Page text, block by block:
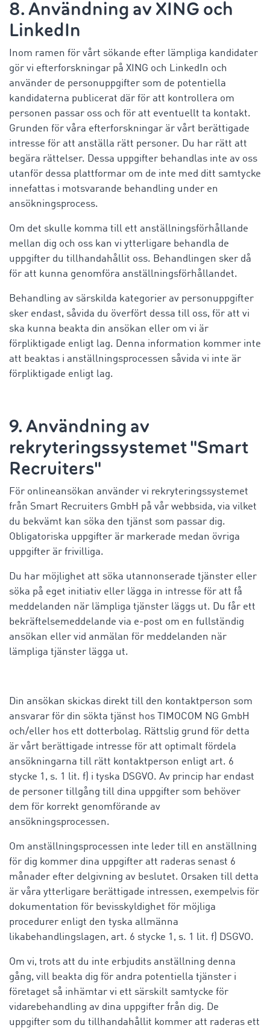
8. Användning av XING och
LinkedIn
Inom ramen för vårt sökande efter lämpliga kandidater
gör vi efterforskningar på XING och LinkedIn och
använder de personuppgifter som de potentiella
kandidaterna publicerat där för att kontrollera om
personen passar oss och för att eventuellt ta kontakt.
Grunden för våra efterforskningar är vårt berättigade
intresse för att anställa rätt personer. Du har rätt att
begära rättelser. Dessa uppgifter behandlas inte av oss
utanför dessa plattformar om de inte med ditt samtycke
innefattas i motsvarande behandling under en
ansökningsprocess.
Om det skulle komma till ett anställningsförhållande
mellan dig och oss kan vi ytterligare behandla de
uppgifter du tillhandahållit oss. Behandlingen sker då
för att kunna genomföra anställningsförhållandet.
Behandling av särskilda kategorier av personuppgifter
sker endast, såvida du överfört dessa till oss, för att vi
ska kunna beakta din ansökan eller om vi är
förpliktigade enligt lag. Denna information kommer inte
att beaktas i anställningsprocessen såvida vi inte är
förpliktigade enligt lag.
9. Användning av
rekryteringssystemet "Smart
Recruiters"
För onlineansökan använder vi rekryteringssystemet
från Smart Recruiters GmbH på vår webbsida, via vilket
du bekvämt kan söka den tjänst som passar dig.
Obligatoriska uppgifter är markerade medan övriga
uppgifter är frivilliga.
Du har möjlighet att söka utannonserade tjänster eller
söka på eget initiativ eller lägga in intresse för att få
meddelanden när lämpliga tjänster läggs ut. Du får ett
bekräftelsemeddelande via e-post om en fullständig
ansökan eller vid anmälan för meddelanden när
lämpliga tjänster lägga ut.
Din ansökan skickas direkt till den kontaktperson som
ansvarar för din sökta tjänst hos TIMOCOM NG GmbH
och/eller hos ett dotterbolag. Rättslig grund för detta
är vårt berättigade intresse för att optimalt fördela
ansökningarna till rätt kontaktperson enligt art. 6
stycke 1, s. 1 lit. f) i tyska DSGVO. Av princip har endast
de personer tillgång till dina uppgifter som behöver
dem för korrekt genomförande av
ansökningsprocessen.
Om anställningsprocessen inte leder till en anställning
för dig kommer dina uppgifter att raderas senast 6
månader efter delgivning av beslutet. Orsaken till detta
är våra ytterligare berättigade intressen, exempelvis för
dokumentation för bevisskyldighet för möjliga
procedurer enligt den tyska allmänna
likabehandlingslagen, art. 6 stycke 1, s. 1 lit. f) DSGVO.
Om vi, trots att du inte erbjudits anställning denna
gång, vill beakta dig för andra potentiella tjänster i
företaget så inhämtar vi ett särskilt samtycke för
vidarebehandling av dina uppgifter från dig. De
uppgifter som du tillhandahållit kommer att raderas ett